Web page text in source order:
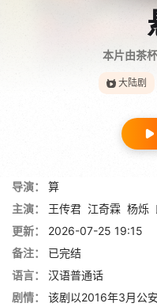
本片由茶
大陆剧
导演：
算
主演：
王传君 江奇霖 杨烁
更新：
2026-07-25 19:15
备注：
已完结
语言：
汉语普通话
剧情：
该剧以2016年3月公